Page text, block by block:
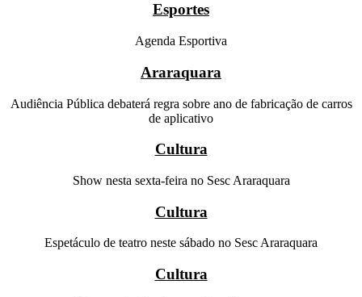
Esportes
Agenda Esportiva
Araraquara
Audiência Pública debaterá regra sobre ano de fabricação de carros
de aplicativo
Cultura
Show nesta sexta-feira no Sesc Araraquara
Cultura
Espetáculo de teatro neste sábado no Sesc Araraquara
Cultura